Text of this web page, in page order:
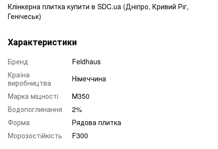
Клінкерна плитка купити в SDC.ua (Дніпро, Кривий Ріг,
Генічеськ)
Характеристики
Бренд
Feldhaus
Країна
виробництва
Німеччина
Марка міцності
М350
Водопоглинання
2%
Форма
Рядова плитка
Морозостійкість
F300